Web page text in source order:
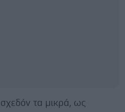
σχεδόν τα μικρά, ως